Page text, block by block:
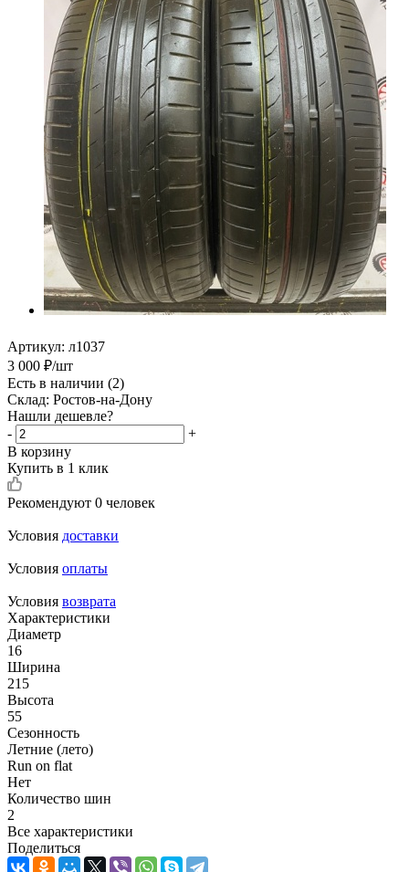
Артикул: л1037
3 000 ₽/шт
Есть в наличии (2)
Склад: Ростов-на-Дону
Нашли дешевле?
-
+
В корзину
Купить в 1 клик
Рекомендуют 0 человек
Условия доставки
Условия оплаты
Условия возврата
Характеристики
Диаметр
16
Ширина
215
Высота
55
Сезонность
Летние (лето)
Run on flat
Нет
Количество шин
2
Все характеристики
Поделиться